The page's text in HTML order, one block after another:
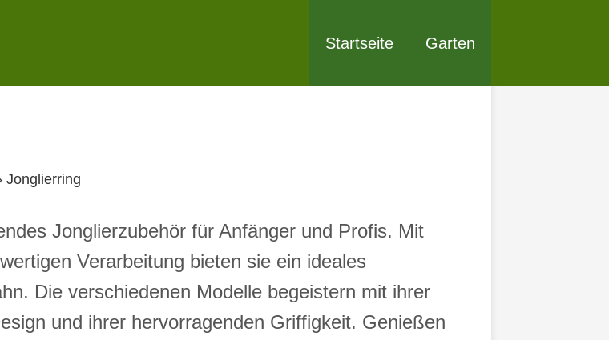
Startseite Garten
Jonglierring
Jonglierzubehör für Anfänger und Profis. Mit
Verarbeitung bieten sie ein ideales
Die verschiedenen Modelle begeistern mit ihrer
und ihrer hervorragenden Griffigkeit. Genießen